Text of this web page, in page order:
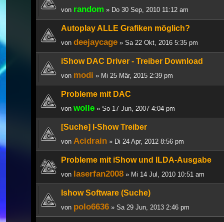
von random » Do 30 Sep, 2010 11:12 am
Autoplay ALLE Grafiken möglich?
von deejaycage » Sa 22 Okt, 2016 5:35 pm
iShow DAC Driver - Treiber Download
von modi » Mi 25 Mär, 2015 2:39 pm
Probleme mit DAC
von wolle » So 17 Jun, 2007 4:04 pm
[Suche] I-Show Treiber
von Acidrain » Di 24 Apr, 2012 8:56 pm
Probleme mit iShow und ILDA-Ausgabe
von laserfan2008 » Mi 14 Jul, 2010 10:51 am
Ishow Software (Suche)
von polo6636 » Sa 29 Jun, 2013 2:46 pm